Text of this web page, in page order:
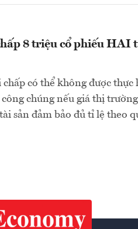
8 triệu cổ phiếu HAI
có thể không được thực
chúng nếu giá thị
sản đảm bảo đủ tỉ lệ theo